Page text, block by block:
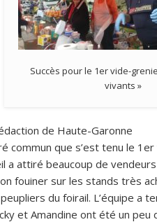
Succès pour le 1er vide-
vivants »
de Haute-Garonne
commun que s’est tenu le
a attiré beaucoup de
fouiner sur les stands très
du foirail. L’équipe a
et Amandine ont été un